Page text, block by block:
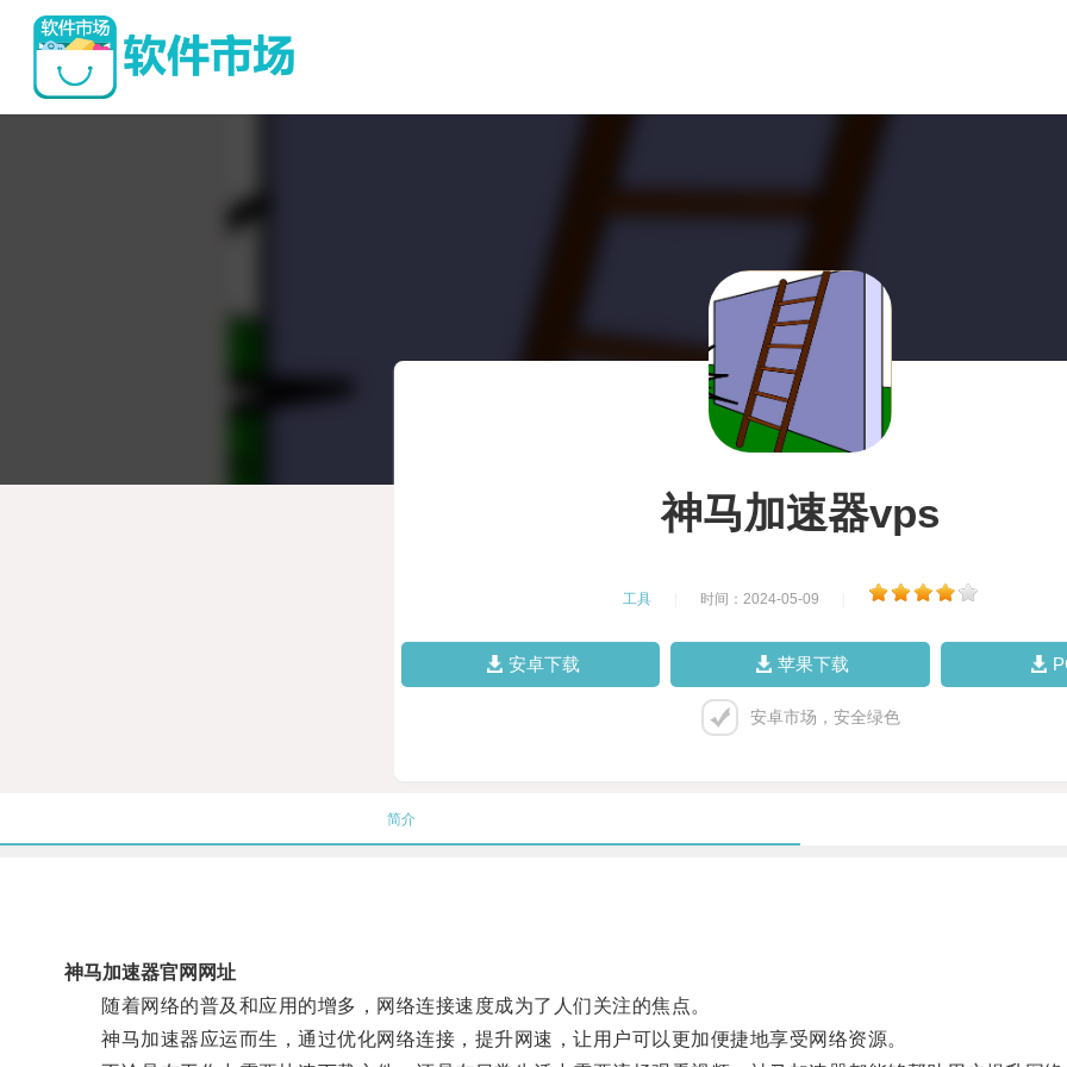
神马加速器vps
工具 时间：2024-05-09
安卓下载 苹果下载
安卓市场，安全绿色
简介
神马加速器官网网址
随着网络的普及和应用的增多，网络连接速度成为了人们关注的焦点。
神马加速器应运而生，通过优化网络连接，提升网速，让用户可以更加便捷地享受网络资源。